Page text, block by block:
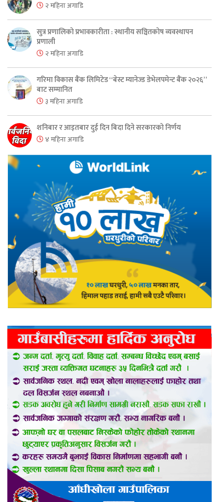
२ महिना अगाडि
सुत्र प्रणालिको प्रभावकारीता : स्थानीय सञ्चितकोष व्यवस्थापन
प्रणाली
२ महिना अगाडि
गरिमा विकास बैंक लिमिटेड “बेस्ट म्यानेज्ड डेभेलपमेन्ट बैंक २०२६”
बाट सम्मानित
३ महिना अगाडि
शनिबार र आइतबार दुई दिन बिदा दिने सरकारको निर्णय
४ महिना अगाडि